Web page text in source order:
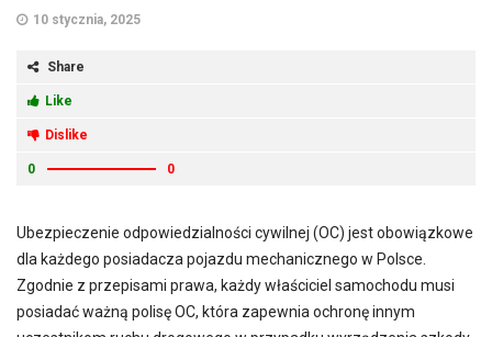
10 stycznia, 2025
Share
Like
Dislike
0 0
Ubezpieczenie odpowiedzialności cywilnej (OC) jest obowiązkowe
dla każdego posiadacza pojazdu mechanicznego w Polsce.
Zgodnie z przepisami prawa, każdy właściciel samochodu musi
posiadać ważną polisę OC, która zapewnia ochronę innym